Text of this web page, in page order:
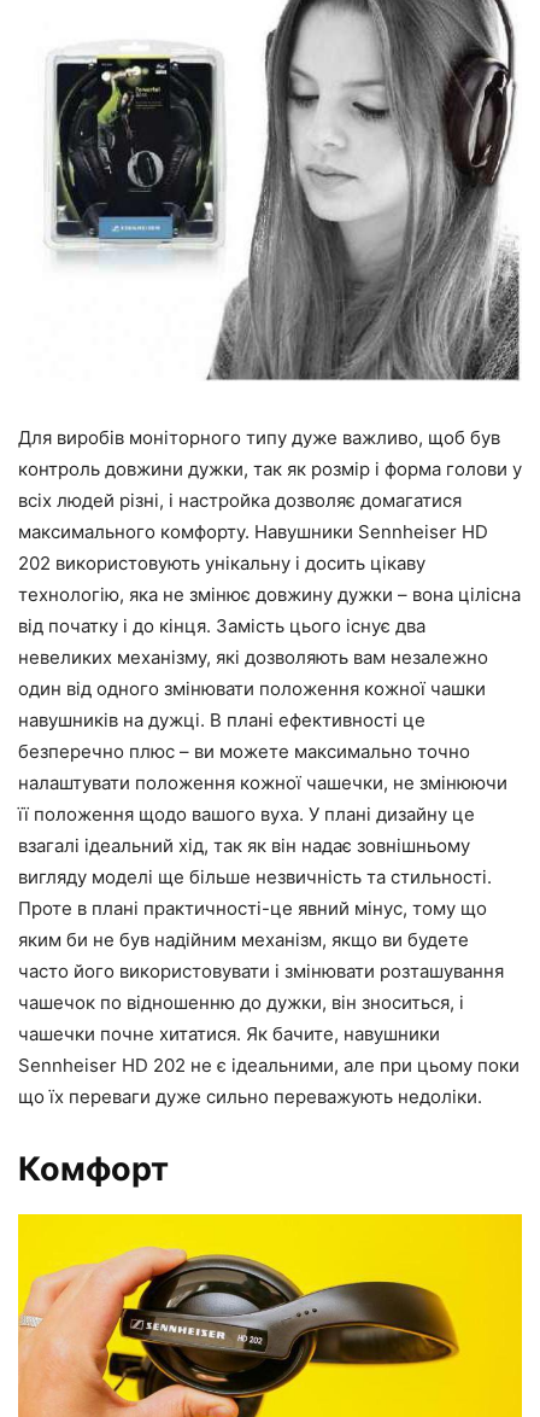
Для виробів моніторного типу дуже важливо, щоб був
контроль довжини дужки, так як розмір і форма голови у
всіх людей різні, і настройка дозволяє домагатися
максимального комфорту. Навушники Sennheiser HD
202 використовують унікальну і досить цікаву
технологію, яка не змінює довжину дужки – вона цілісна
від початку і до кінця. Замість цього існує два
невеликих механізму, які дозволяють вам незалежно
один від одного змінювати положення кожної чашки
навушників на дужці. В плані ефективності це
безперечно плюс – ви можете максимально точно
налаштувати положення кожної чашечки, не змінюючи
її положення щодо вашого вуха. У плані дизайну це
взагалі ідеальний хід, так як він надає зовнішньому
вигляду моделі ще більше незвичність та стильності.
Проте в плані практичності-це явний мінус, тому що
яким би не був надійним механізм, якщо ви будете
часто його використовувати і змінювати розташування
чашечок по відношенню до дужки, він зноситься, і
чашечки почне хитатися. Як бачите, навушники
Sennheiser HD 202 не є ідеальними, але при цьому поки
що їх переваги дуже сильно переважують недоліки.
Комфорт